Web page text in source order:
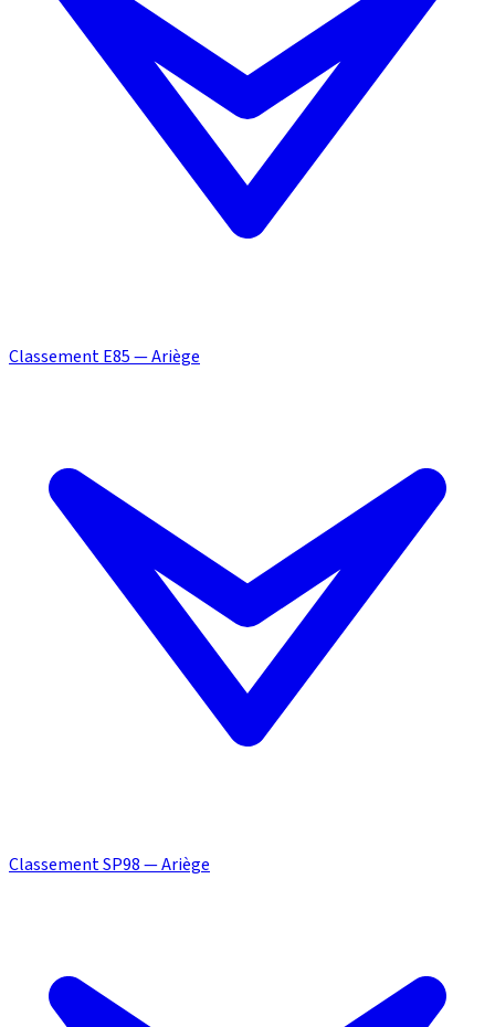
Classement E85 — Ariège
Classement SP98 — Ariège